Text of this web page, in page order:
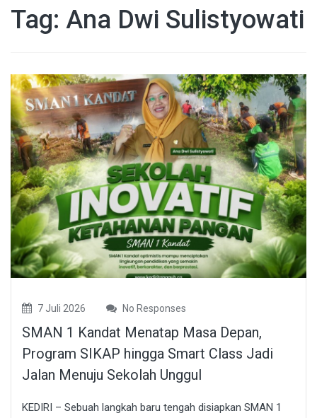
Tag: Ana Dwi Sulistyowati
7 Juli 2026 No Responses
SMAN 1 Kandat Menatap Masa Depan,
Program SIKAP hingga Smart Class Jadi
Jalan Menuju Sekolah Unggul
KEDIRI – Sebuah langkah baru tengah disiapkan SMAN 1